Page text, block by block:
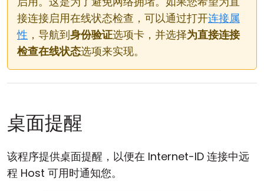
接连接启用在线状态检查，可以通过打开连接属
性 ，导航到身份验证选项卡，并选择为直接连接
检查在线状态选项来实现。
桌面提醒
该程序提供桌面提醒，以便在 Internet-ID 连接中远
程 Host 可用时通知您。